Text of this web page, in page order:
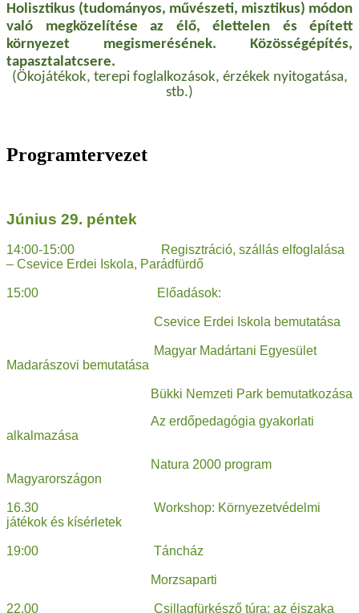
Holisztikus (tudományos, művészeti, misztikus) módon
való megközelítése az élő, élettelen és épített
környezet megismerésének. Közösségépítés,
tapasztalatcsere.
(Ökojátékok, terepi foglalkozások, érzékek nyitogatása,
stb.)
Programtervezet
Június 29. péntek
14:00-15:00 Regisztráció, szállás elfoglalása
– Csevice Erdei Iskola, Parádfürdő
15:00 Előadások:
Csevice Erdei Iskola bemutatása
Magyar Madártani Egyesület
Madarászovi bemutatása
Bükki Nemzeti Park bemutatkozása
Az erdőpedagógia gyakorlati
alkalmazása
Natura 2000 program
Magyarországon
16.30 Workshop: Környezetvédelmi
játékok és kísérletek
19:00 Táncház
Morzsaparti
22.00 Csillagfürkésző túra: az éjszaka